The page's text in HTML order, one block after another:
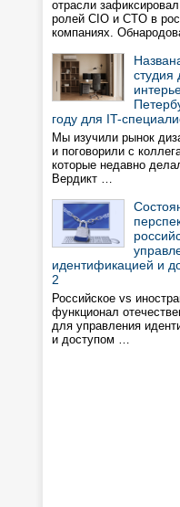
отрасли
ролей CIO и CTO в
компаниях.
студия
году для IT-
Мы изучили рынок
и поговорили с
которые недавно
Вердикт …
идентификацией и
2
Российское vs
функционал
для управления
и доступом …